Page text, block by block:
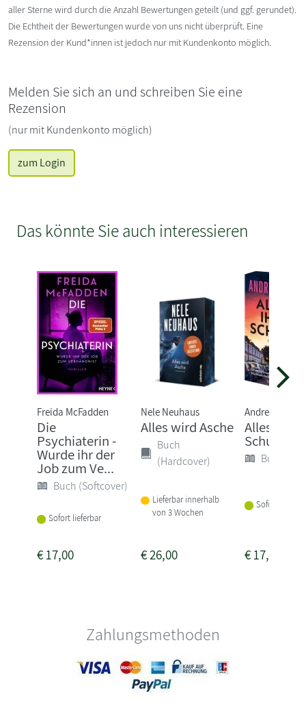
aller Sterne wird durch die Anzahl Bewertungen geteilt (und ggf. gerundet).
Die Echtheit der Bewertungen wurde von uns nicht überprüft. Eine
Rezension der Kund*innen ist jedoch nur mit Kundenkonto möglich.
Melden Sie sich an und schreiben Sie eine
Rezension
(nur mit Kundenkonto möglich)
zum Login
Das könnte Sie auch interessieren
Freida McFadden
Die
Psychiaterin -
Wurde ihr der
Job zum Ve...
Buch (Softcover)
Sofort lieferbar
€17,00
Nele Neuhaus
Alles wird Asche
Buch
(Hardcover)
Lieferbar innerhalb
von 3 Wochen
€26,00
Andrea Mara
Alles ihre
Schuld
Buch
Sofort
€17,00
Zahlungsmethoden